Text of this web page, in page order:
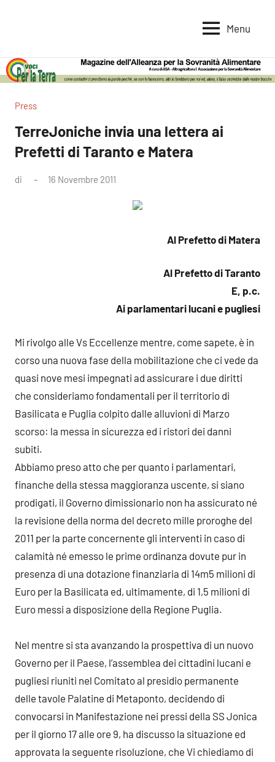
per
la
Terra
per
la
Alimentare
Menu
Press
TerreJoniche invia una lettera ai
Prefetti di Taranto e Matera
di 16 Novembre 2011
Al Prefetto di Matera
Al Prefetto di Taranto
E, p.c.
Ai parlamentari lucani e pugliesi
Mi rivolgo alle Vs Eccellenze mentre, come sapete, è in
corso una nuova fase della mobilitazione che ci vede da
quasi nove mesi impegnati ad assicurare i due diritti
che consideriamo fondamentali per il territorio di
Basilicata e Puglia colpito dalle alluvioni di Marzo
scorso: la messa in sicurezza ed i ristori dei danni
subiti.
Abbiamo preso atto che per quanto i parlamentari,
finanche della stessa maggioranza uscente, si siano
prodigati, il Governo dimissionario non ha assicurato né
la revisione della norma del decreto mille proroghe del
2011 per la parte concernente gli interventi in caso di
calamità né emesso le prime ordinanza dovute pur in
presenza di una dotazione finanziaria di 14m5 milioni di
Euro per la Basilicata ed, ultimamente, di 1,5 milioni di
Euro messi a disposizione della Regione Puglia.
Nel mentre si sta avanzando la prospettiva di un nuovo
Governo per il Paese, l’assemblea dei cittadini lucani e
pugliesi riuniti nel Comitato al presidio permanente
delle tavole Palatine di Metaponto, decidendo di
convocarsi in Manifestazione nei pressi della SS Jonica
per il giorno 17 alle ore 9, ha discusso la situazione ed
approvata la seguente risoluzione, che Vi chiediamo di